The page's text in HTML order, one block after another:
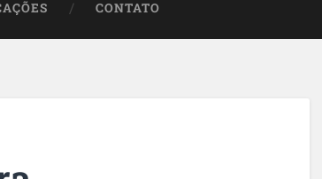
CONTATO